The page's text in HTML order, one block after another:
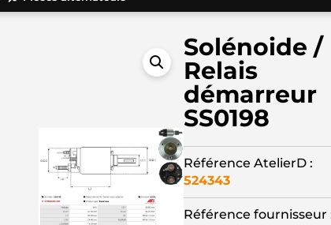
Solénoide /
Relais
démarreur
SS0198
Référence AtelierD :
524343
Référence fournisseur